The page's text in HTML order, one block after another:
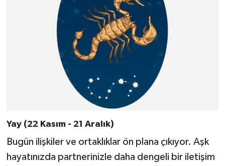
Yay (22 Kasım - 21 Aralık)
Bugün ilişkiler ve ortaklıklar ön plana çıkıyor. Aşk
hayatınızda partnerinizle daha dengeli bir iletişim